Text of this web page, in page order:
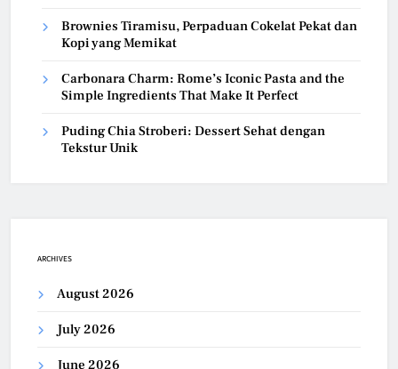
Brownies Tiramisu, Perpaduan Cokelat Pekat dan
Kopi yang Memikat
Carbonara Charm: Rome’s Iconic Pasta and the
Simple Ingredients That Make It Perfect
Puding Chia Stroberi: Dessert Sehat dengan
Tekstur Unik
ARCHIVES
August 2026
July 2026
June 2026